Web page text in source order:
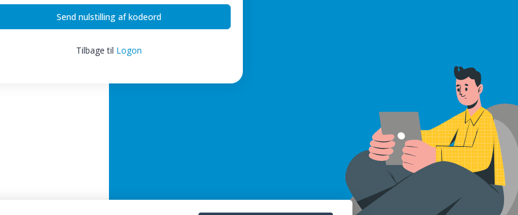
Send nulstilling af kodeord
Tilbage til Logon